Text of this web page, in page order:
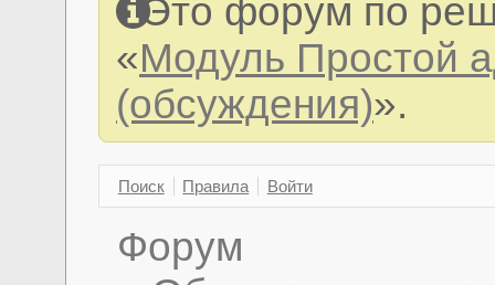
Это форум по
«Модуль Простой
(обсуждения)».
Поиск Правила Войти
Форум